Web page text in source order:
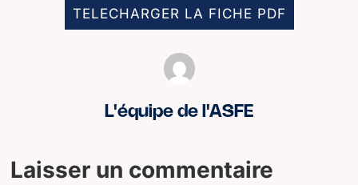
TELECHARGER LA FICHE PDF
L'équipe de l'ASFE
Laisser un commentaire